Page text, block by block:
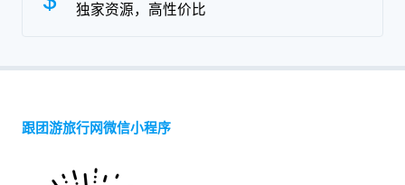
独家资源，高性价比
跟团游旅行网微信小程序